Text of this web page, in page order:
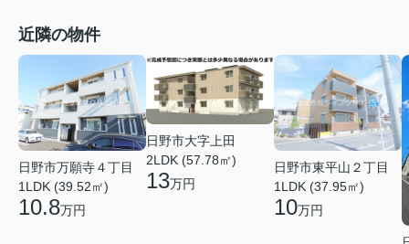
近隣の物件
日野市万願寺４丁目
1LDK (39.52㎡)
10.8万円
日野市大字上田
2LDK (57.78㎡)
13万円
日野市東平山２丁目
1LDK (37.95㎡)
10万円